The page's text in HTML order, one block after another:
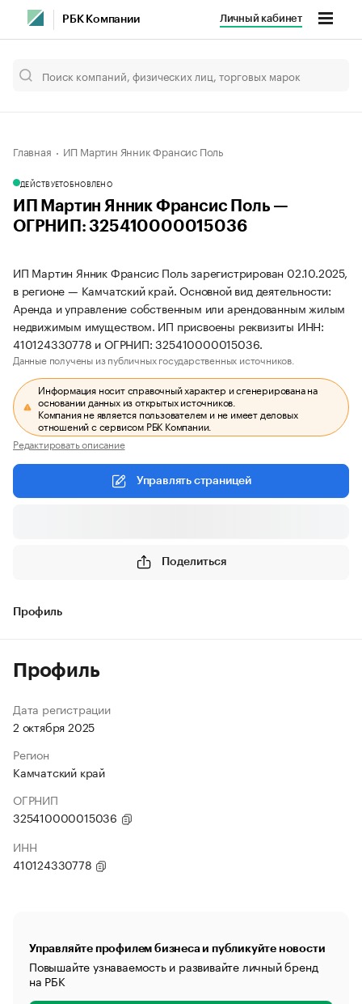
РБК Компании Личный кабинет
Главная ИП Мартин Янник Франсис Поль
ДЕЙСТВУЕТОБНОВЛЕНО
ИП Мартин Янник Франсис Поль —
ОГРНИП: 325410000015036
ИП Мартин Янник Франсис Поль зарегистрирован 02.10.2025,
в регионе — Камчатский край. Основной вид деятельности:
Аренда и управление собственным или арендованным жилым
недвижимым имуществом. ИП присвоены реквизиты ИНН:
410124330778 и ОГРНИП: 325410000015036.
Данные получены из публичных государственных источников.
Информация носит справочный характер и сгенерирована на
основании данных из открытых источников.
Компания не является пользователем и не имеет деловых
отношений с сервисом РБК Компании.
Редактировать описание
Управлять страницей
Поделиться
Профиль
Профиль
Дата регистрации
2 октября 2025
Регион
Камчатский край
ОГРНИП
325410000015036
ИНН
410124330778
Управляйте профилем бизнеса и публикуйте новости
Повышайте узнаваемость и развивайте личный бренд
на РБК